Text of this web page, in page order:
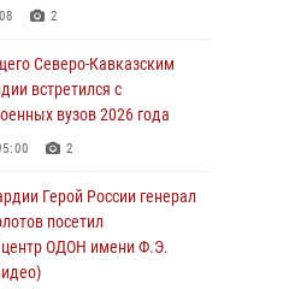
турнир по настольному
Софринской бригады
с участником
к Победе в СВО»
2 1
2
Северо-Кавказским
встретился с
вузов 2026 года
2
Герой России генерал
посетил
центр ОДОН имени Ф.Э.